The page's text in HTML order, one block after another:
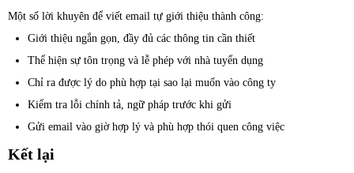
Một số lời khuyên để viết email tự giới thiệu thành công:
Giới thiệu ngắn gọn, đầy đủ các thông tin cần thiết
Thể hiện sự tôn trọng và lễ phép với nhà tuyển dụng
Chỉ ra được lý do phù hợp tại sao lại muốn vào công ty
Kiểm tra lỗi chính tả, ngữ pháp trước khi gửi
Gửi email vào giờ hợp lý và phù hợp thói quen công việc
Kết lại